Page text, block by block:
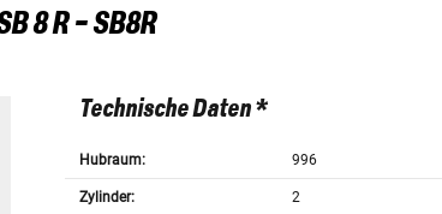
8 R - SB8R
Technische Daten *
Hubraum: 996
Zylinder: 2